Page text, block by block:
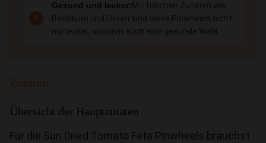
Gesund und lecker: Mit frischen Zutaten wie
Basilikum und Oliven sind diese Pinwheels nicht
nur lecker, sondern auch eine gesunde Wahl.
Übersicht der Hauptzutaten
Für die Sun Dried Tomato Feta Pinwheels brauchst